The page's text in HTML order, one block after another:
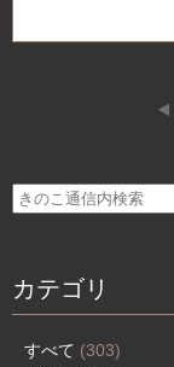
カテゴリ
すべて (303)